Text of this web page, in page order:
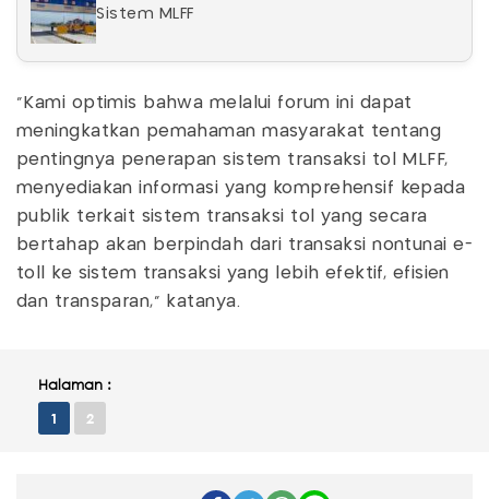
Sistem MLFF
"Kami optimis bahwa melalui forum ini dapat
meningkatkan pemahaman masyarakat tentang
pentingnya penerapan sistem transaksi tol MLFF,
menyediakan informasi yang komprehensif kepada
publik terkait sistem transaksi tol yang secara
bertahap akan berpindah dari transaksi nontunai e-
toll ke sistem transaksi yang lebih efektif, efisien
dan transparan," katanya.
Halaman :
1 2